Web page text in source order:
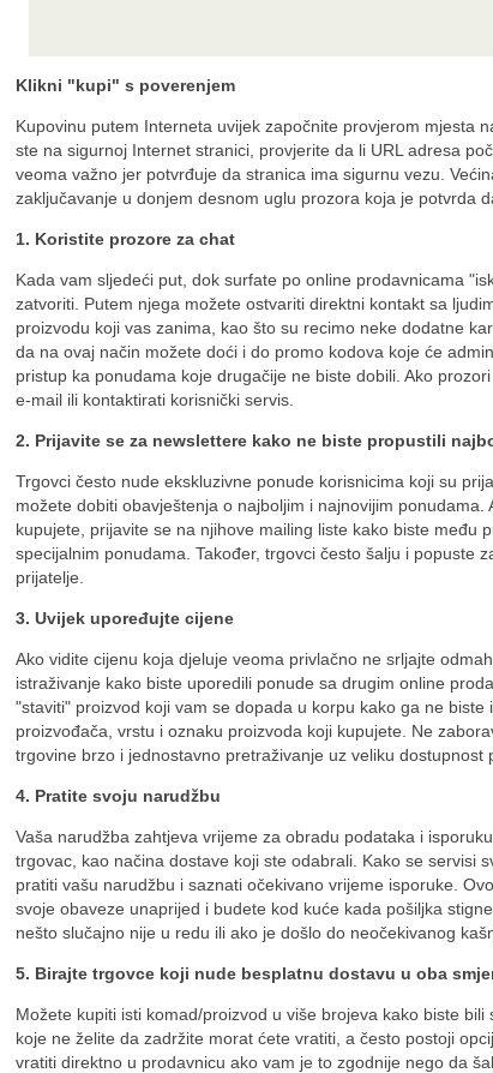
Klikni "kupi" s poverenjem
Kupovinu putem Interneta uvijek započnite provjerom mjesta
ste na sigurnoj Internet stranici, provjerite da li URL adresa
veoma važno jer potvrđuje da stranica ima sigurnu vezu.
zaključavanje u donjem desnom uglu prozora koja je potvrda
1. Koristite prozore za chat
Kada vam sljedeći put, dok surfate po online prodavnicama
zatvoriti. Putem njega možete ostvariti direktni kontakt sa
proizvodu koji vas zanima, kao što su recimo neke dodatne
da na ovaj način možete doći i do promo kodova koje će
pristup ka ponudama koje drugačije ne biste dobili. Ako
e-mail ili kontaktirati korisnički servis.
2. Prijavite se za newslettere kako ne biste propustili
Trgovci često nude ekskluzivne ponude korisnicima koji su
možete dobiti obavještenja o najboljim i najnovijim ponudama.
kupujete, prijavite se na njihove mailing liste kako biste među
specijalnim ponudama. Također, trgovci često šalju i popuste
prijatelje.
3. Uvijek upoređujte cijene
Ako vidite cijenu koja djeluje veoma privlačno ne srljajte
istraživanje kako biste uporedili ponude sa drugim online
"staviti" proizvod koji vam se dopada u korpu kako ga ne
proizvođača, vrstu i oznaku proizvoda koji kupujete. Ne
trgovine brzo i jednostavno pretraživanje uz veliku dostupnost
4. Pratite svoju narudžbu
Vaša narudžba zahtjeva vrijeme za obradu podataka i
trgovac, kao načina dostave koji ste odabrali. Kako se servisi
pratiti vašu narudžbu i saznati očekivano vrijeme isporuke.
svoje obaveze unaprijed i budete kod kuće kada pošiljka
nešto slučajno nije u redu ili ako je došlo do neočekivanog
5. Birajte trgovce koji nude besplatnu dostavu u oba
Možete kupiti isti komad/proizvod u više brojeva kako biste
koje ne želite da zadržite morat ćete vratiti, a često postoji
vratiti direktno u prodavnicu ako vam je to zgodnije nego da